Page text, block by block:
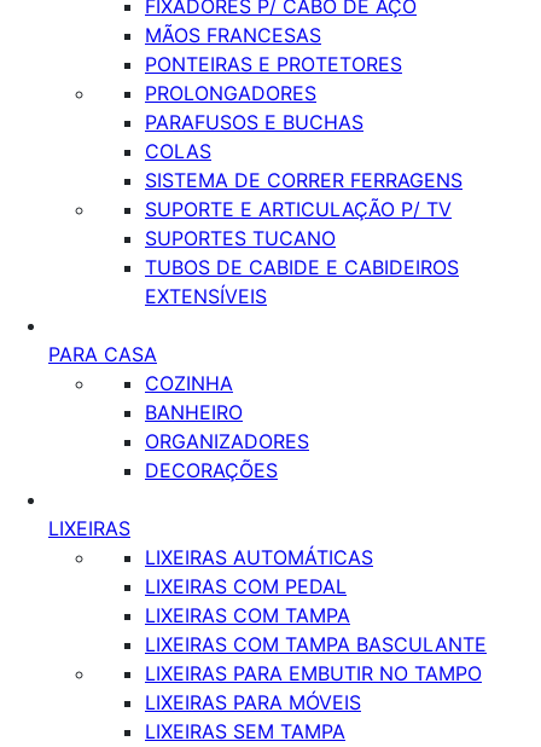
FIXADORES P/ CABO DE AÇO
MÃOS FRANCESAS
PONTEIRAS E PROTETORES
PROLONGADORES
PARAFUSOS E BUCHAS
COLAS
SISTEMA DE CORRER FERRAGENS
SUPORTE E ARTICULAÇÃO P/ TV
SUPORTES TUCANO
TUBOS DE CABIDE E CABIDEIROS
EXTENSÍVEIS
PARA CASA
COZINHA
BANHEIRO
ORGANIZADORES
DECORAÇÕES
LIXEIRAS
LIXEIRAS AUTOMÁTICAS
LIXEIRAS COM PEDAL
LIXEIRAS COM TAMPA
LIXEIRAS COM TAMPA BASCULANTE
LIXEIRAS PARA EMBUTIR NO TAMPO
LIXEIRAS PARA MÓVEIS
LIXEIRAS SEM TAMPA